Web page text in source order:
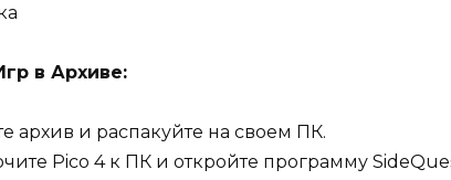
в Архиве:
архив и распакуйте на своем ПК.
Pico 4 к ПК и откройте программу